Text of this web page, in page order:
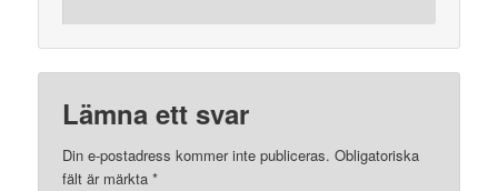
Lämna ett svar
Din e-postadress kommer inte publiceras. Obligatoriska
fält är märkta*